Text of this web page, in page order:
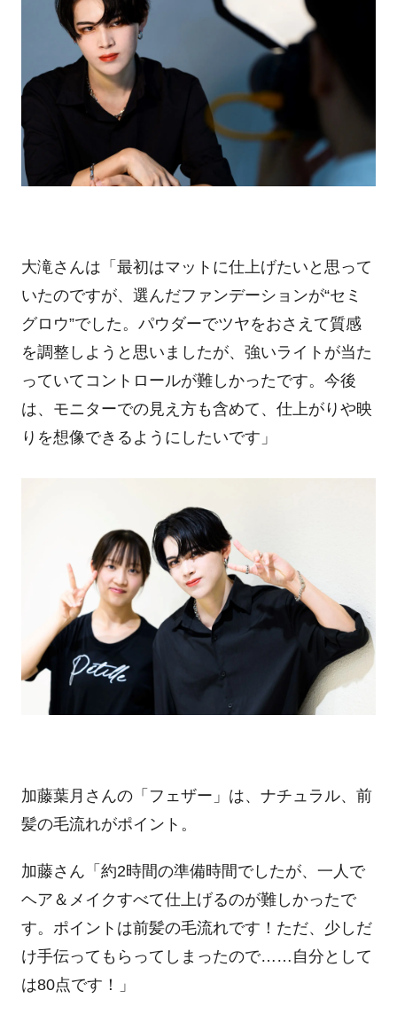
大滝さんは「最初はマットに仕上げたいと思って
いたのですが、選んだファンデーションが“セミ
グロウ”でした。パウダーでツヤをおさえて質感
を調整しようと思いましたが、強いライトが当た
っていてコントロールが難しかったです。今後
は、モニターでの見え方も含めて、仕上がりや映
りを想像できるようにしたいです」
加藤葉月さんの「フェザー」は、ナチュラル、前
髪の毛流れがポイント。
加藤さん「約2時間の準備時間でしたが、一人で
ヘア＆メイクすべて仕上げるのが難しかったで
す。ポイントは前髪の毛流れです！ただ、少しだ
け手伝ってもらってしまったので……自分として
は80点です！」